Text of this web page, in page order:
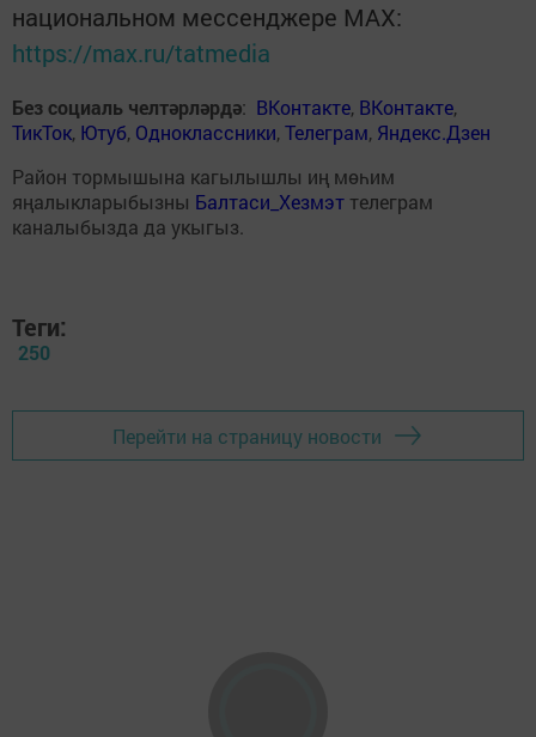
национальном мессенджере MАХ:
https://max.ru/tatmedia
Без социаль челтәрләрдә: ВКонтакте, ВКонтакте,
ТикТок, Ютуб, Одноклассники,Телеграм, Яндекс.Дзен
Район тормышына кагылышлы иң мөһим
яңалыкларыбызны Балтаси_Хезмэт телеграм
каналыбызда да укыгыз.
Теги:
250
Перейти на страницу новости